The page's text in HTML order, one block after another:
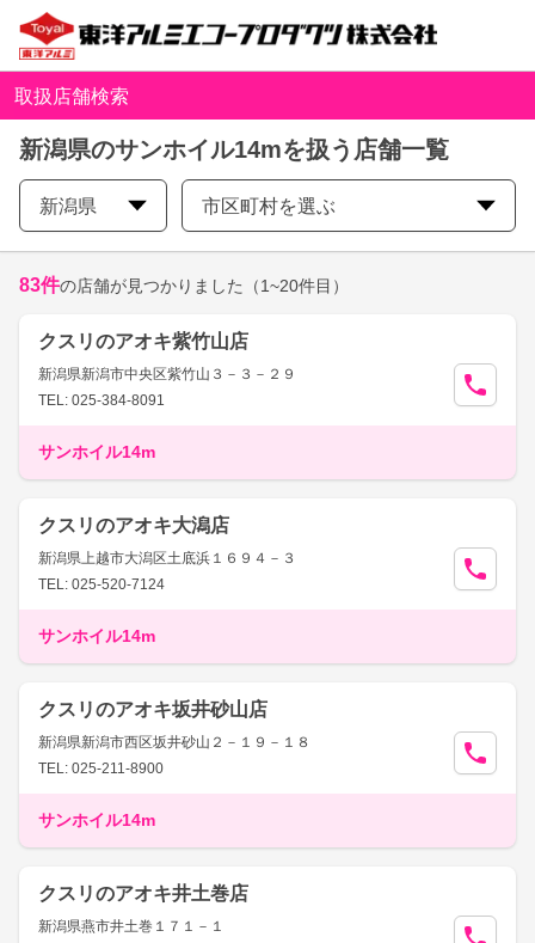
取扱店舗検索
新潟県のサンホイル14mを扱う店舗一覧
新潟県 市区町村を選ぶ
83件の店舗が見つかりました （1~20件目）
クスリのアオキ紫竹山店
新潟県新潟市中央区紫竹山３－３－２９
TEL: 025-384-8091
サンホイル14m
クスリのアオキ大潟店
新潟県上越市大潟区土底浜１６９４－３
TEL: 025-520-7124
サンホイル14m
クスリのアオキ坂井砂山店
新潟県新潟市西区坂井砂山２－１９－１８
TEL: 025-211-8900
サンホイル14m
クスリのアオキ井土巻店
新潟県燕市井土巻１７１－１